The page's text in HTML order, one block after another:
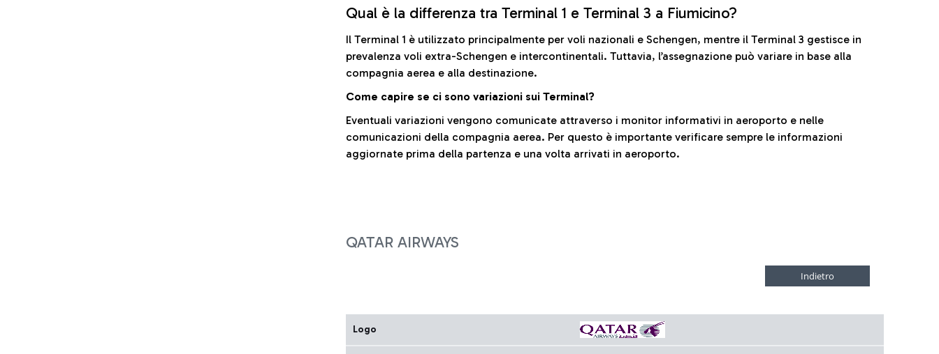
Qual è la differenza tra Terminal 1 e Terminal 3 a Fiumicino?
Il Terminal 1 è utilizzato principalmente per voli nazionali e Schengen, mentre il Terminal 3 gestisce in
prevalenza voli extra-Schengen e intercontinentali. Tuttavia, l’assegnazione può variare in base alla
compagnia aerea e alla destinazione.
Come capire se ci sono variazioni sui Terminal?
Eventuali variazioni vengono comunicate attraverso i monitor informativi in aeroporto e nelle
comunicazioni della compagnia aerea. Per questo è importante verificare sempre le informazioni
aggiornate prima della partenza e una volta arrivati in aeroporto.
QATAR AIRWAYS
Logo